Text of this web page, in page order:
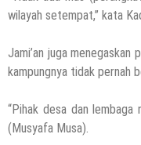
wilayah setempat,” kata
Jami’an juga
kampungnya tidak pernah
“Pihak desa dan lembaga
(Musyafa Musa).